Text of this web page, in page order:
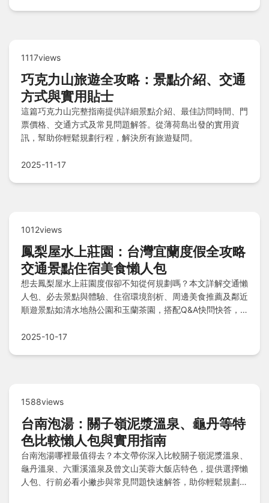
1117views
巧克力山旅遊全攻略：景點介紹、交通
方式與實用貼士
這篇巧克力山完整指南提供詳細景點介紹、最佳訪問時間、門
票價格、交通方式及常見問題解答。從薄荷島出發的實用資
訊，幫助你輕鬆規劃行程，解決所有旅遊疑問。
2025-11-17
1012views
鳳梨屋水上莊園：台灣宜蘭度假全攻略
交通景點住宿美食懶人包
想去鳳梨屋水上莊園度假卻不知從何規劃嗎？本文詳解交通懶
人包、必去景點與體驗、住宿環境剖析、周邊美食推薦及鄰近
順遊景點如清水地熱公園和玉蘭茶園，搭配Q&A快問快答，
2025-10-17
1588views
台南泡湯：關子嶺泥漿溫泉、龜丹等特
色比較懶人包與實用指南
台南泡湯哪裡最值得去？本文帶你深入比較關子嶺泥漿溫泉、
龜丹溫泉、六重溪溫泉及曾文山芙蓉大飯店特色，提供選擇懶
人包、行前必看小撇步與常見問題快速解答，助你輕鬆規劃最